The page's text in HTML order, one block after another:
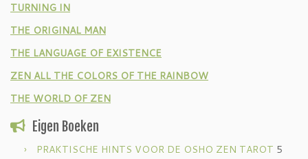
TURNING IN
THE ORIGINAL MAN
THE LANGUAGE OF EXISTENCE
ZEN ALL THE COLORS OF THE RAINBOW
THE WORLD OF ZEN
Eigen Boeken
PRAKTISCHE HINTS VOOR DE OSHO ZEN TAROT 5